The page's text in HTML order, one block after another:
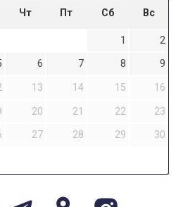
Чт Пт Сб Вс
1
2
6 7 8
9
13 14 15
16
20 21 22
23
27 28 29
30